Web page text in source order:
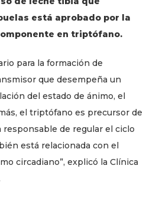
está aprobado por la
en triptófano.
para la formación de
que desempeña un
del estado de ánimo, el
el triptófano es precursor de
de regular el ciclo
está relacionada con el
circadiano”, explicó la Clínica